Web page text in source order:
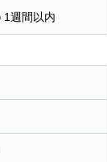
1週間以内